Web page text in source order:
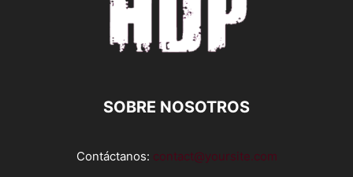
SOBRE NOSOTROS
Contáctanos: contact@yoursite.com